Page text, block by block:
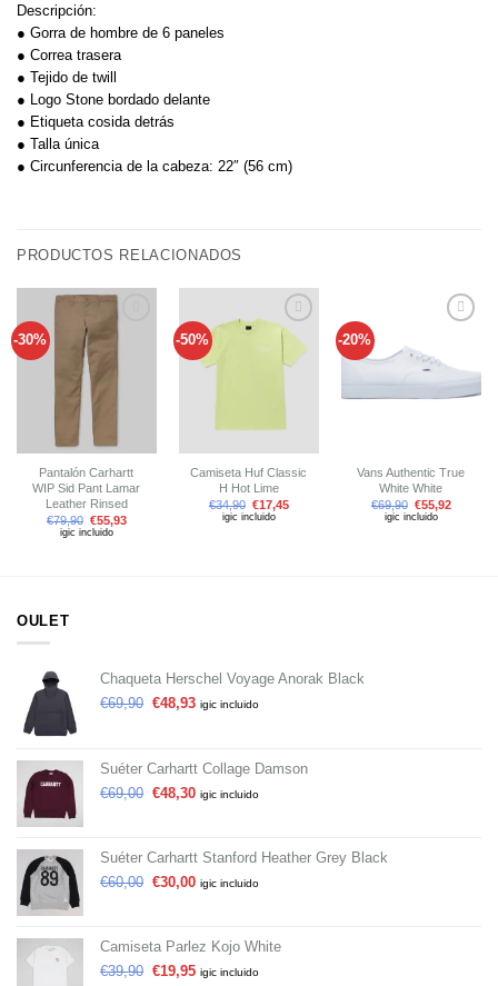
Descripción:
● Gorra de hombre de 6 paneles
● Correa trasera
● Tejido de twill
● Logo Stone bordado delante
● Etiqueta cosida detrás
● Talla única
● Circunferencia de la cabeza: 22″ (56 cm)
PRODUCTOS RELACIONADOS
-30%
Pantalón Carhartt
WIP Sid Pant Lamar
Leather Rinsed
€79,90 €55,93
igic incluido
-50%
Añadir
a tu
lista de
Camiseta Huf Classic
H Hot Lime
€34,90 €17,45
igic incluido
-20%
lista de
Vans Authentic True
White White
€69,90 €55,92
igic incluido
OULET
Chaqueta Herschel Voyage Anorak Black
€69,90 €48,93 igic incluido
Suéter Carhartt Collage Damson
€69,00 €48,30 igic incluido
Suéter Carhartt Stanford Heather Grey Black
€60,00 €30,00 igic incluido
Camiseta Parlez Kojo White
€39,90 €19,95 igic incluido